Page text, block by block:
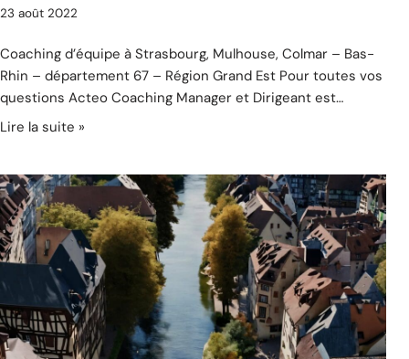
23 août 2022
Coaching d’équipe à Strasbourg, Mulhouse, Colmar – Bas-
Rhin – département 67 – Région Grand Est Pour toutes vos
questions Acteo Coaching Manager et Dirigeant est…
Lire la suite »